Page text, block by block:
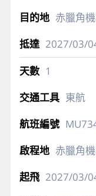
赤臘角
2027/03/
1
東航
赤臘角
2027/03/